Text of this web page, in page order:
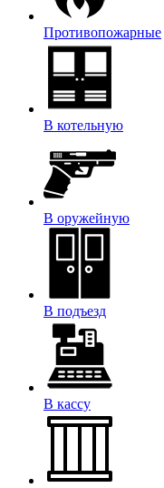
Противопожарные
В котельную
В оружейную
В подъезд
В кассу